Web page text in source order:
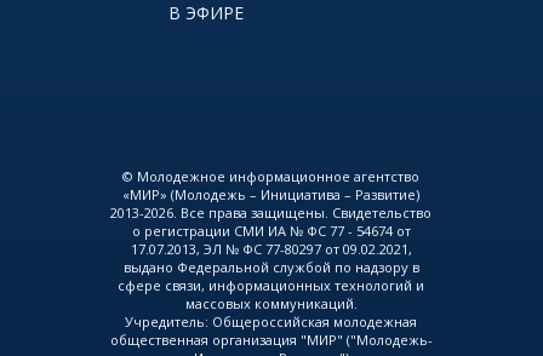
В ЭФИРЕ
© Молодежное информационное агентство
«МИР» (Молодежь – Инициатива – Развитие)
2013-2026. Все права защищены. Свидетельство
о регистрации СМИ ИА № ФС 77 - 54674 от
17.07.2013, ЭЛ № ФС 77-80297 от 09.02.2021,
выдано Федеральной службой по надзору в
сфере связи, информационных технологий и
массовых коммуникаций.
Учредитель: Общероссийская молодежная
общественная организация "МИР" ("Молодежь-